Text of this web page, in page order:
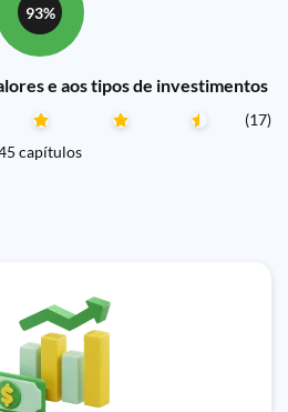
93%
e aos tipos de investimentos
(17)
capítulos